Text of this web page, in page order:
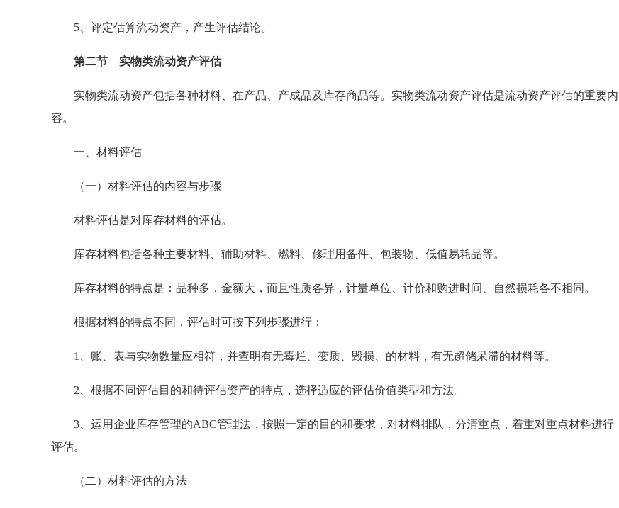
5、评定估算流动资产，产生评估结论。
第二节 实物类流动资产评估
实物类流动资产包括各种材料、在产品、产成品及库存商品等。实物类流动资产评估是流动资产评估的重要内
容。
一、材料评估
（一）材料评估的内容与步骤
材料评估是对库存材料的评估。
库存材料包括各种主要材料、辅助材料、燃料、修理用备件、包装物、低值易耗品等。
库存材料的特点是：品种多，金额大，而且性质各异，计量单位、计价和购进时间、自然损耗各不相同。
根据材料的特点不同，评估时可按下列步骤进行：
1、账、表与实物数量应相符，并查明有无霉烂、变质、毁损、的材料，有无超储呆滞的材料等。
2、根据不同评估目的和待评估资产的特点，选择适应的评估价值类型和方法。
3、运用企业库存管理的ABC管理法，按照一定的目的和要求，对材料排队，分清重点，着重对重点材料进行
评估。
（二）材料评估的方法